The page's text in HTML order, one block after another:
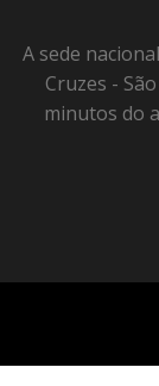
A sede
Cruzes -
minutos do